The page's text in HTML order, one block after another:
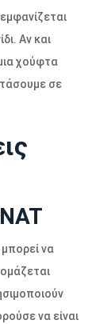
Αν και
χούφτα
σε
να
να είναι